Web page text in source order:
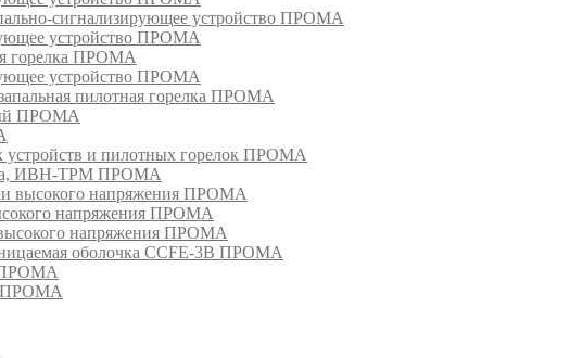
сигнализирующее устройство ПРОМА
устройство ПРОМА
горелка ПРОМА
устройство ПРОМА
пилотная горелка ПРОМА
ПРОМА
устройств и пилотных горелок ПРОМА
ИВН-ТРМ ПРОМА
напряжения ПРОМА
напряжения ПРОМА
напряжения ПРОМА
оболочка CCFE-3B ПРОМА
ПРОМА
ПРОМА